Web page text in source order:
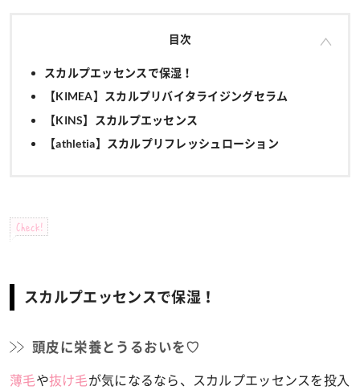
目次
スカルプエッセンスで保湿！
【KIMEA】スカルプリバイタライジングセラム
【KINS】スカルプエッセンス
【athletia】スカルプリフレッシュローション
Check!
スカルプエッセンスで保湿！
頭皮に栄養とうるおいを♡
薄毛や抜け毛が気になるなら、スカルプエッセンスを投入